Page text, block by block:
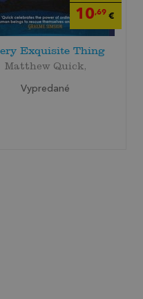
10,69 €
Exquisite Thing
Matthew Quick,
Vypredané